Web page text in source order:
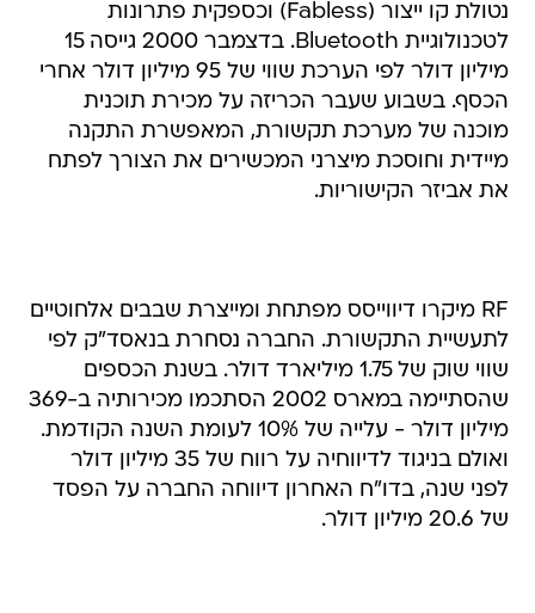
נטולת קו ייצור (Fabless) וכספקית פתרונות
לטכנולוגיית Bluetooth. בדצמבר 2000 גייסה 15
מיליון דולר לפי הערכת שווי של 95 מיליון דולר אחרי
הכסף. בשבוע שעבר הכריזה על מכירת תוכנית
מוכנה של מערכת תקשורת, המאפשרת התקנה
מיידית וחוסכת מיצרני המכשירים את הצורך לפתח
את אביזר הקישוריות.
RF מיקרו דיווייסס מפתחת ומייצרת שבבים אלחוטיים
לתעשיית התקשורת. החברה נסחרת בנאסד"ק לפי
שווי שוק של 1.75 מיליארד דולר. בשנת הכספים
שהסתיימה במארס 2002 הסתכמו מכירותיה ב-369
מיליון דולר - עלייה של 10% לעומת השנה הקודמת.
ואולם בניגוד לדיווחיה על רווח של 35 מיליון דולר
לפני שנה, בדו"ח האחרון דיווחה החברה על הפסד
של 20.6 מיליון דולר.